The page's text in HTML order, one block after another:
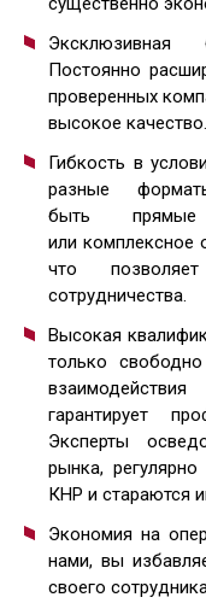
Эксклюзивная
Постоянно
проверенных
высокое качество.
Гибкость в
разные
быть
или комплексное
что
сотрудничества.
Высокая
только
гарантирует
Эксперты
рынка,
КНР и стараются
Экономия на
нами, вы
своего